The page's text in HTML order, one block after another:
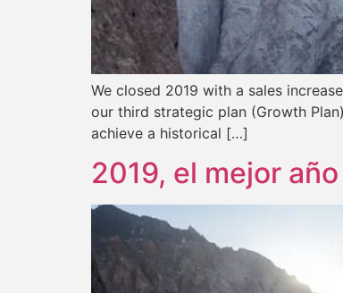
We closed 2019 with a sales
our third strategic plan (Growth
achieve a historical […]
2019, el mejor